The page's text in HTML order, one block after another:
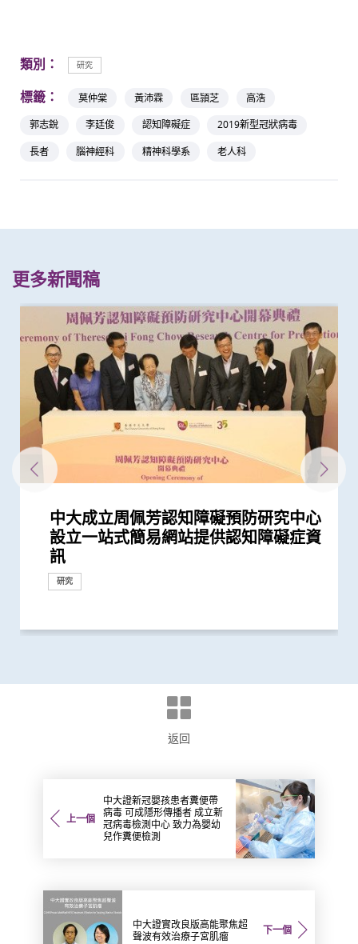
類別： 研究
標籤： 莫仲棠 黃沛霖 區頴芝
高浩
郭志銳
李廷俊 認知障礙症
2019新型冠狀病毒
長者
腦神經科 精神科學系 老人科
更多新聞稿
中大成立周佩芳認知障礙預防研究中心
設立一站式簡易網站提供認知障礙症資
訊
研究
中大成立全球首個華人「早發性認知障
礙症」研究登記冊
研究
中大為本港老化人口制訂標準化認知測
試 及早辨識認知障礙症患者
臨床服務
中大篩查發現每三名社區長者就有一人
患腦小血管病 藉世界中風日呼籲及早
預防
臨床服務
中大成立「張金菱治療柏金遜綜合症研
究中心」 跨學科研嶄新方法 減慢柏金
遜病程
研究
中大全球首個「快速眼動睡眠行為障
礙」家庭研究 揭柏金遜病家族遺傳傾
向高達6倍 追蹤初期症狀如便秘 可提...
研究
中大「蔡永業腦神經科學中心」破解大
腦學習動作技能原理
研究
中大與養和醫院攜手研究 發現抑鬱症
患者出現睡眠行為障礙或是腦退化先兆
研究
中大研究證實中風可誘發老人認知障礙
症 保持血管健康有助降低老人認知障
礙症病發機會
研究
中大研究證實更恆常進行認知活動可鞏
固大腦神經網絡功能
研究
中大公布兩項針對本港兒童及青少年與
長者精神健康調查
研究
中大全球首證由人工智能技術研發出的
磁力共振腦掃描指數 能有效臨床偵測
三類早期認知障礙疾病
研究
中大開展全球首個以「視網膜影像」篩
查華人阿茲海默症研究
研究
首位香港科學家晉身Eppendorf and
Science神經生物學獎三甲 中大優秀醫
科生致力拆解腦神經網絡之謎
獎項及榮譽
香港中文大學研究發現，身體和認知活
動可以維護與改進輕度認知損害患者的
大腦功能
研究
中大建議以舒緩性手法護理末期腦退化
症患者的吞嚥困難
研究
中大取得「從實驗室到臨床應用」研究
突破 初步證實GLP-1藥物可改善嚴重中
風康復情況
研究
中大研發磁控螺旋微導管助精準、安全
及快速治療中遠端腦血管栓塞
研究
中大醫學院研究預防青少年精神問題獲
研資局資助逾6,700萬港元
研究
中大與北大亞洲首項臨床研究發現 數
碼化失眠介入程式可降低青年失眠患者
抑鬱症發病率逾四成
研究
中大醫學院研究顯示口服抗病毒藥物
「帕克斯洛維德」可將免疫力弱患者的
新冠後死亡風險降低42% 並揭示其與...
研究
中大醫學院領導研究揭示大灣區躁鬱症
患者子女 晝夜節律紊亂和精神狀況演
變的症狀路線圖
研究
中大醫學院研發的手機程式有效評估抑
鬱症
研究
中大研究顯示口服抗病毒藥物「帕克斯
洛維德」可降低新冠住院患者急症期後
死亡和出現後遺症的風險
研究
中大推出全港首個大型睡眠健康社區推
廣計劃 「賽馬會樂眠無憂計劃」 以認
知行為治療解決失眠問題
健康推廣計劃
中大分析文字報告發現新冠症狀會隨病
毒變異及疫苗接種情況改變 並證實人
工智能大型語言模型有助傳染病研究
研究
中大醫學院發現良性前列腺增生患者感
染新冠病毒後 泌尿系統出現併發症風
險可高達五倍
研究
中大研究估算在本港新冠Omicron病
毒流行期間 半數感染個案未被發現
研究
中大醫學院研發的SIM01微生態配方有
效紓緩新冠後遺症 研究結果剛發表於
國際權威醫學期刊 《刺針傳染病學》
研究
中大醫學院發現可預測新冠疫苗長期藥
效的腸道微生物和代謝物標記
研究
中大研究發現香港兒童近視率創新高
新冠疫情後六歲兒童患近視人數倍增
低濃度阿托品眼藥水結合紅光療法研...
研究
中大威院研究證實新冠抗病毒藥適用於
嚴重腎病患者
研究
中大證實抑鬱症與快速眼動睡眠期行為
障礙共病患者的直系親屬更易出現腦退
化徵狀 研究發現為促進精準精神醫學...
研究
中大研究發現房顫病人若中風後隨意更
換抗凝血藥或加劇復發風險
研究
研究揭示在懷孕期間感染2019冠狀病毒
病 如何對胎盤造成不良影響
研究
中大發現腸道微生態失衡是柏金遜病非
常早期的風險因素 有望為預防、介入
和治療柏金遜及其他腦退化病帶來新...
研究
新冠疫苗復必泰及科興引發之「T細胞
反應」可有效預防不同新冠病毒變異株
引起的嚴重疾病
研究
中大研究證實新冠口服藥有效降低院舍
長者五成入院風險及防止病情惡化
研究
中大醫學院大型臨床研究證實口服微膠
囊活菌配方SIM01有效紓緩新冠後遺症
研究
中大研究顯示新冠風土化期間市民願意
繼續戴口罩及用酒精消毒液潔手 但接
種新冠疫苗加強劑意願偏低
研究
中大醫學院進行亞洲最大型長新冠研究
推算生殖系統徵狀如性功能障礙困擾逾
40萬港人
研究
中大響應世界睡眠日2023呼籲關注睡眠
健康 睡眠問題可增加患長新冠、情緒
病及心血管病等風險
研究
港大及中大醫學院聯合研究證實 吸煙
及肥胖令患上重症新冠肺炎的風險增加
65%至81%
研究
中大領導國際團隊成功研發全球首個人
工智能系統 只需「眼底相」即可準確
偵測阿茲海默症
研究
大型臨床研究證中大腸道微生態配方
(SIM01) 能減新冠及其他細菌和病毒感
染風險
研究
中大研究建議本港安老院舍應維持現有
防疫措施
研究
中大港大研究發現新冠口服藥可降低住
院患者死亡風險近八成 並可顯著減低
門診患者入院率近九成
研究
中大成功開發實時生物信息平台評估新
冠疫苗效用 針對變異病毒 準確度達
95%
研究
中大醫學院獲醫管局支持開展香港首個
大型長新冠研究 協助政府策劃更全面
的長新冠醫療服務
研究
本港兒童疫情期間生活習慣全線失守
疫下兒童超重和肥胖比率增近兩倍 疫
後抗拒「重回正軌」
研究
中大研究發現接種疫苗加強劑有效提高
母乳中新冠病毒抗體 保護年幼嬰兒
研究
中大研究顯示第三劑疫苗是高危群組抵
抗新冠病毒感染的關鍵
研究
港大及中大醫學院聯合研究發現已接種
疫苗人士 在感染新型冠狀病毒變異株
Omicron後能對不同的新冠病毒變異...
研究
中大臨床研究中心與中大醫院合作 進
行香港首個專為新冠肺炎研發的口服藥
物臨床研究
研究
中大醫學院全球首證有「長新冠型腸道
微生態」利用腸道微生態可準確預測、
診斷及治療「長新冠」
研究
中大醫學院研究顯示新冠康復者有較高
風險出現乾眼症
研究
中大醫學院聯同九龍城民政事務處舉辦
社區學童疫苗接種計劃 目標為2,000名
市民接種新冠疫苗
健康推廣計劃
港大及中大醫學院聯合研究發現 吸煙
增加患上新冠肺炎的風險
研究
中大港大幹細胞研究揭示新冠病毒誘發
血管炎症新機制
研究
中大研究發現腸道微生態失衡與「長新
冠」息息相關
研究
一月七日起重啟部分嚴謹社交距離措施
後的香港疫情估算
研究
港大及中大醫學院聯合研究發現 第三
劑復必泰疫苗能提供足夠抗體 抵抗新
型冠狀病毒變異株Omicron
研究
港大及中大醫學院聯合研究發現 新型
冠狀病毒變異株 Omicron 可大幅減低
復必泰疫苗的病毒中和能力
研究
中大港大聯合研究發現「青春雙歧桿
菌」可加強新冠疫苗成效
研究
中大研究揭示新冠肺炎患者急性腎損傷
的新機制和治療方法
研究
中大研究顯示訂立標準的實驗設置有助
確保新冠病毒核酸檢測表現
研究
中大發現新冠疫情期間本港學童近視發
病率為疫情前2.5倍 研究指減少戶外活
動時間及增加使用電子產品為主因
研究
中大醫學院調查發現 僅4分之1未接種
新冠疫苗人士有意於未來半年接種 必
須盡快增加接種誘因
研究
中大醫學院推算全港約有二萬名未被發
現新冠感染者 研究證實本港所有疫苗
接種者均產生中和抗體 呼籲透過接種...
研究
中大與港大醫學院帶領國際科研團隊發
現丙肝藥物可治新冠肺炎
研究
中大研究顯示新冠病毒抗體可經母體傳
至胎兒
研究
中大醫學院研究指幼兒成為新冠病毒
「隱形傳播者」的風險不容忽視 病毒
載量及帶活性病毒的比例偏高 持續帶...
研究
中大醫學院研究指出優化腸道微生態有
望提升新冠疫苗安全及成效
研究
中大醫學院與海外外科專家聯合建議
新冠患者將手術延後七星期以減低死亡
風險
國際合作
中大聯同港大及加拿大拉瓦爾大學進行
全球首個「預防失眠」計劃 證實能有
效為高危青少年預防失眠
研究
中大港大研究證實輔助強光治療有助改
善「貓頭鷹型」抑鬱症患者病情
研究
中大發現新冠患者的腸道內缺乏可調節
免疫力的益菌 八成新冠患者出現「長
新冠」症狀 腸道微生態失衡成關鍵
研究
中大醫學院調查發現政府在推動新冠疫
苗接種上扮演最重要角色
研究
中大醫學院神經科學學者獲裘槎基金會
頒發「裘槎前瞻科研大獎2020」
獎項及榮譽
中大證實以鼻紙條採集鼻液樣本檢測新
冠肺炎安全、簡易及準確度高 適用於
不同年齡層 提倡廣泛使用以達更佳疫...
研究
四成港人腸道微生態失衡情況與新冠患
者類似 中大研發「微生態免疫力配
方」證有效促進新冠患者康復 有望提...
研究
中大研究顯示社區接觸環境對新冠肺炎
傳播起關鍵作用 娛樂場所是傳播次數
最多的主要接觸環境
研究
中大證新冠嬰孩患者糞便帶病毒 可成
隱形傳播者 成立新冠病毒檢測中心 致
力為嬰幼兒作糞便檢測
研究
中大研究顯示新冠肺炎患者常見有肝臟
受損問題 建議監測患者肝功能 及早發
現病情惡化
研究
中大發現糖尿病或為感染新冠肺炎高危
因素 研究有助了解病毒致病潛在機制
研究
中大醫學院領導的調查顯示 全球泌尿
科服務因新冠病毒大流行而被嚴重推遲
研究
中大全球首證新冠患者腸道微生態現失
衡狀況 成功研發益生菌配方平衡腸道
微生態 有望增強免疫力
研究
中大招募三千港人 偵查隱性新冠感染
拆解防疫關鍵
研究
中大醫學院為機場抵港人士提供免費糞
便檢測服務 首階段以兒童及嬰孩為目
標 助揪出感染新型冠狀病毒「隱形個...
臨床服務
中大發現新型冠狀病毒於呼吸道清除後
仍存留於糞便 計劃為檢疫中心隔離人
士化驗糞便 及早揪出「隱形個案」減...
研究
中大醫學院公布「2019新型冠狀病毒社
區研究」結果
研究
中大為5,000港人免費驗腦 開展人口
基礎研究追蹤本港腦健康狀況
研究
中大醫學院訂立亞洲首個「三維骨質量
標準值」有助及早診斷骨質疏鬆及預防
骨折
研究
中大與英國埃克塞特大學攜手解構「認
知障礙症」 香港為英國以外全球研究
第一站
研究
中大研究發現心房顫動引致中風個案15
年間上升3倍 宜及早服用抗凝血藥預防
中風
研究
中大教授成為全球首位華人獲頒「世界
中風組織主席中風貢獻獎」 全球首創
「脈磁激法」助中風患者復修腦部功...
獎項及榮譽
中大那打素護理學院社區關懷日暨校友
嘉年華 推廣矜憫為懷、關愛長者理
念
研討會
中大與全球30多國專家合作研究 發現
小中風新藥物療法
研究
中大與多國中風專家領導一項全球研究
發現及早評估與治療「小中風」可降低
七成中風風險
研究
中大率先引入「高頻信號檢測」技術以
確定腦部手術範圍 有效提升複雜性腦
癇症手術成效約三成
外科創新技術
中大倡議新藥物治療標準逆轉腦血管硬
化
研究
中大發現糖尿患者患抑鬱症風險為一般
人的兩倍 倡以一分鐘問卷及早評估糖
尿患者的精神健康狀況
研究
中大研究揭示針灸可改善長者認知能力
及記憶力 現招募長者參與臨床研究先
導計劃
研究
中大與理大攜手在威院推行24小時遠程
中風溶栓治療服務
臨床服務
中大公布小中風的最新藥物治療方法
研究
中大優秀醫科學生拆解腦神經網絡之謎
科研成果發表於國際權威期刊《自然》
醫學教育
中大證實體外反搏法有效增加缺血性中
風者的腦血流供應
研究
中大成功研發全自動化視網膜圖像分析
系統 有助糖尿病患者預防中風
研究
中大展開全港睡眠健康教育及改善計劃
建立健康睡眠及健康校園生活
健康推廣計劃
亞洲病人新喜訊 中大最新臨床研究
腦支架擴闊窄血管 手術成功率近九成
六 有效預防缺血性中風
研究
中大率先在本港利用深腦刺激治療遲發
性肌張力失調症
外科創新技術
返回
上一個
中大證新冠嬰孩患者糞便帶
病毒 可成隱形傳播者 成立新
冠病毒檢測中心 致力為嬰幼
兒作糞便檢測
下一個
中大證實改良版高能聚焦超
聲波有效治療子宮肌瘤